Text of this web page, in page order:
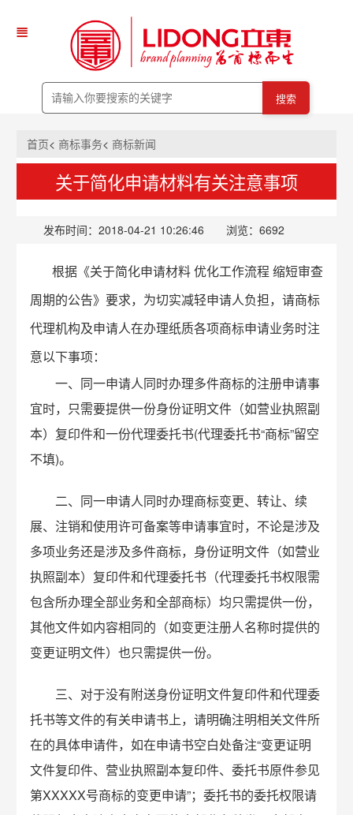
搜索
首页< 商标事务< 商标新闻
关于简化申请材料有关注意事项
发布时间：2018-04-21 10:26:46 浏览：6692
根据《关于简化申请材料 优化工作流程 缩短审查
周期的公告》要求，为切实减轻申请人负担，请商标
代理机构及申请人在办理纸质各项商标申请业务时注
意以下事项：
一、同一申请人同时办理多件商标的注册申请事
宜时，只需要提供一份身份证明文件（如营业执照副
本）复印件和一份代理委托书(代理委托书“商标”留空
不填)。
二、同一申请人同时办理商标变更、转让、续
展、注销和使用许可备案等申请事宜时，不论是涉及
多项业务还是涉及多件商标，身份证明文件（如营业
执照副本）复印件和代理委托书（代理委托书权限需
包含所办理全部业务和全部商标）均只需提供一份，
其他文件如内容相同的（如变更注册人名称时提供的
变更证明文件）也只需提供一份。
三、对于没有附送身份证明文件复印件和代理委
托书等文件的有关申请书上，请明确注明相关文件所
在的具体申请件，如在申请书空白处备注“变更证明
文件复印件、营业执照副本复印件、委托书原件参见
第XXXXX号商标的变更申请”；委托书的委托权限请